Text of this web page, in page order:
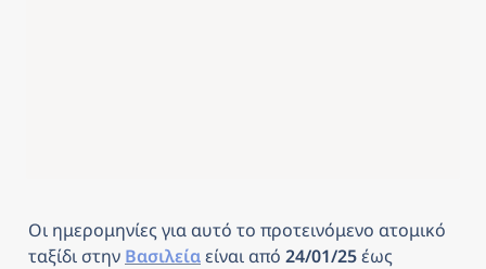
Οι ημερομηνίες για αυτό το προτεινόμενο ατομικό
ταξίδι στην Βασιλείαείναι από 24/01/25 έως